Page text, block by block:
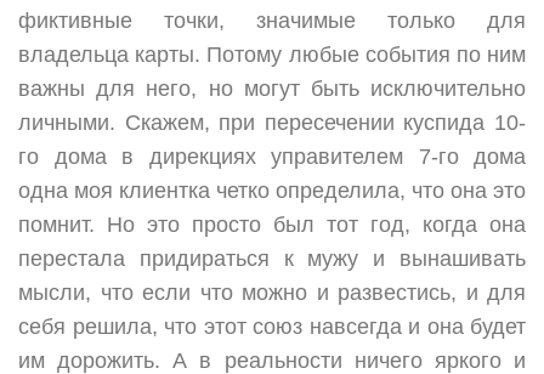
фиктивные точки, значимые только для
владельца карты. Потому любые события по ним
важны для него, но могут быть исключительно
личными. Скажем, при пересечении куспида 10-
го дома в дирекциях управителем 7-го дома
одна моя клиентка четко определила, что она это
помнит. Но это просто был тот год, когда она
перестала придираться к мужу и вынашивать
мысли, что если что можно и развестись, и для
себя решила, что этот союз навсегда и она будет
им дорожить. А в реальности ничего яркого и